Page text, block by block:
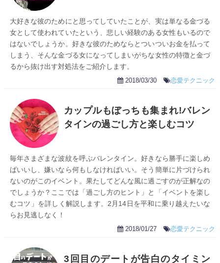
大好きな彼のためにと思ってしていたことが、実は単なる金づる
女として使われていたという、悲しい経験のある女性もいるので
はないでしょうか。好きな彼のためならとついついお金を払って
しまう、そんな金づる女になってしまいがちな女性の特徴と金づ
るから抜け出す対処法をご紹介します。
2018/03/30 恋愛テクニック
カップルもぼっちも集まれ!バレン
タインの過ごし方と楽しむコツ
毎年さまざまな波紋を呼ぶバレンタイン。好きなら勝手に楽しめ
ばいいし、嫌いなら何もしなければいい。そう簡単に片づけられ
ないのがこのイベント。果たしてどんな風に過ごすのが正解なの
でしょうか？ここでは「過ごし方のヒント」と「イベントを楽し
むコツ」を詳しく解説します。2月14日を平和に乗り越えたいな
らお見逃しなく！
2018/01/27 恋愛テクニック
3回目のデートが告白のタイミン